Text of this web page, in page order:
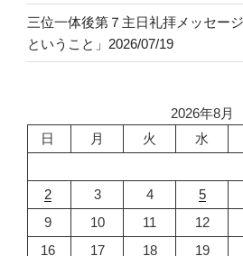
三位一体後第７主日礼拝メッセー
ということ」2026/07/19
2026年8月
日
月 火 水
2
3 4 5
9
10 11 12
16
17 18 19